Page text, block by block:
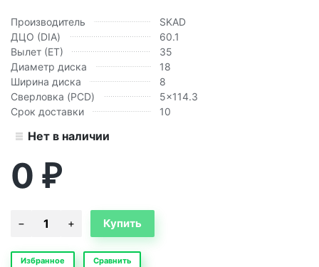
Производитель
SKAD
ДЦО (DIA)
60.1
Вылет (ЕТ)
35
Диаметр диска
18
Ширина диска
8
Сверловка (PCD)
5x114.3
Срок доставки
10
Нет в наличии
0 ₽
Избранное Сравнить